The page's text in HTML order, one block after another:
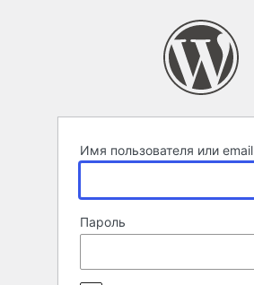
Имя пользователя или email
Пароль